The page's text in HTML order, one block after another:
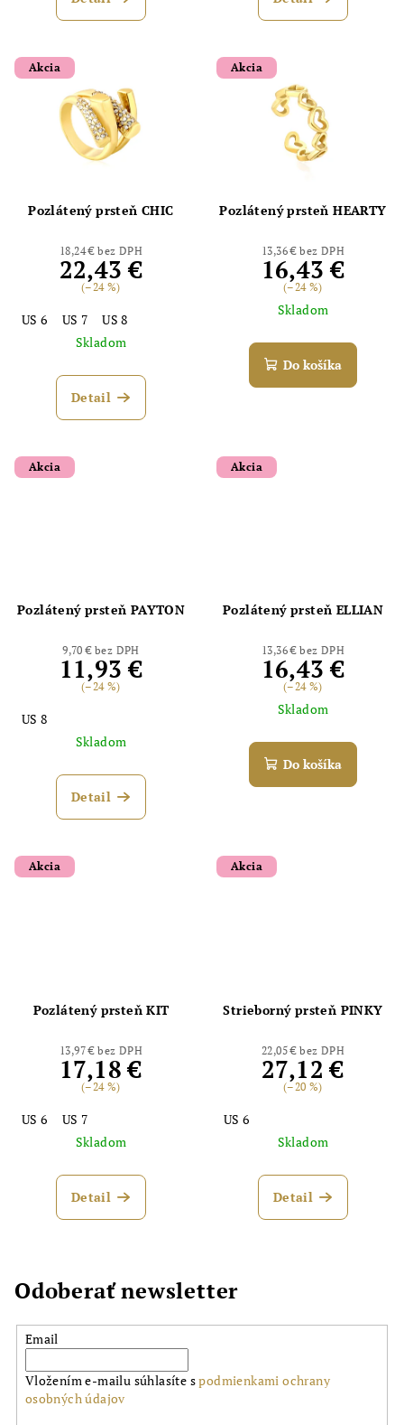
Akcia
Pozlátený prsteň CHIC
18,24 € bez DPH
22,43 €
(–24 %)
US 6 US 7
US 8
Skladom
Detail
Akcia
Pozlátený prsteň HEARTY
13,36 € bez DPH
16,43 €
(–24 %)
Skladom
Do košíka
Akcia
Pozlátený prsteň PAYTON
9,70 € bez DPH
11,93 €
(–24 %)
US 8
Skladom
Detail
Akcia
Pozlátený prsteň ELLIAN
13,36 € bez DPH
16,43 €
(–24 %)
Skladom
Do košíka
Akcia
Pozlátený prsteň KIT
13,97 € bez DPH
17,18 €
(–24 %)
US 6
US 7
Skladom
Detail
Akcia
Strieborný prsteň PINKY
22,05 € bez DPH
27,12 €
(–20 %)
US 6
Skladom
Detail
Odoberať newsletter
Email
Vložením e-mailu súhlasíte spodmienkami ochrany
osobných údajov